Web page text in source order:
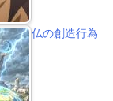
仏の創造行為